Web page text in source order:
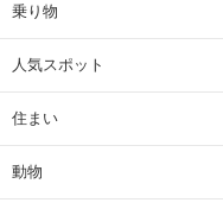
乗り物
人気スポット
住まい
動物